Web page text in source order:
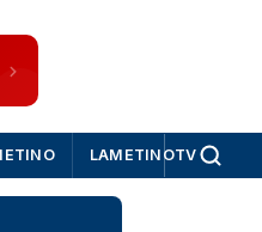
LAMETINOTV